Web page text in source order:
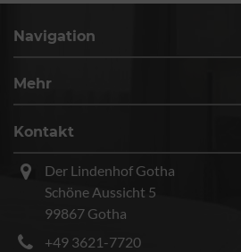
Navigation
Mehr
Kontakt
Der Lindenhof Gotha
Schöne Aussicht 5
99867 Gotha
+49 3621-7720